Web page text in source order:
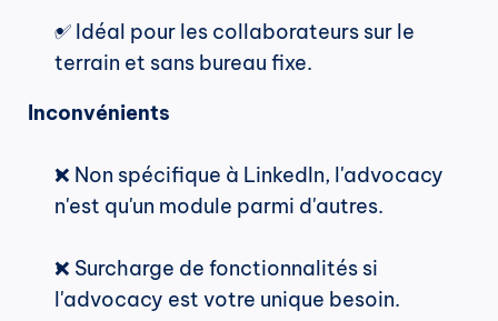
✅ Idéal pour les collaborateurs sur le
terrain et sans bureau fixe.
Inconvénients
❌ Non spécifique à LinkedIn, l'advocacy
n'est qu'un module parmi d'autres.
❌ Surcharge de fonctionnalités si
l'advocacy est votre unique besoin.